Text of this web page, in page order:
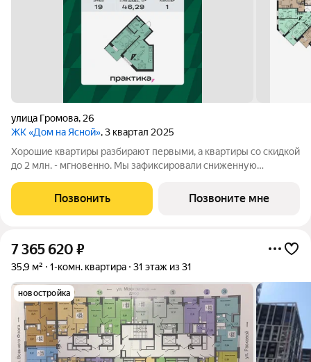
улица Громова, 26
ЖК «Дом на Ясной», 3 квартал 2025
Хорошие квартиры разбирают первыми, а квартиры со скидкой
до 2 млн. - мгновенно. Мы зафиксировали сниженную
квартир со скидкой ограничен. Успевайте забрать Ваш
выгодный вариант. «Дом на Ясной»
Позвонить Позвоните мне
7 365 620 ₽
35,9 м² 1-комн. квартира 31 этаж из 31
новостройка